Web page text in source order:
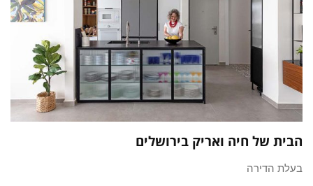
הבית של חיה ואריק בירושלים
בעלת הדירה